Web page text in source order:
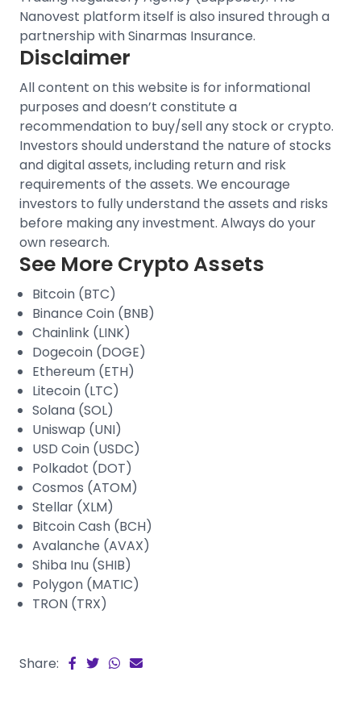
Nanovest platform itself is also insured through a
partnership with Sinarmas Insurance.
Disclaimer
All content on this website is for informational
purposes and doesn’t constitute a
recommendation to buy/sell any stock or crypto.
Investors should understand the nature of stocks
and digital assets, including return and risk
requirements of the assets. We encourage
investors to fully understand the assets and risks
before making any investment. Always do your
own research.
See More Crypto Assets
Bitcoin (BTC)
Binance Coin (BNB)
Chainlink (LINK)
Dogecoin (DOGE)
Ethereum (ETH)
Litecoin (LTC)
Solana (SOL)
Uniswap (UNI)
USD Coin (USDC)
Polkadot (DOT)
Cosmos (ATOM)
Stellar (XLM)
Bitcoin Cash (BCH)
Avalanche (AVAX)
Shiba Inu (SHIB)
Polygon (MATIC)
TRON (TRX)
Share: